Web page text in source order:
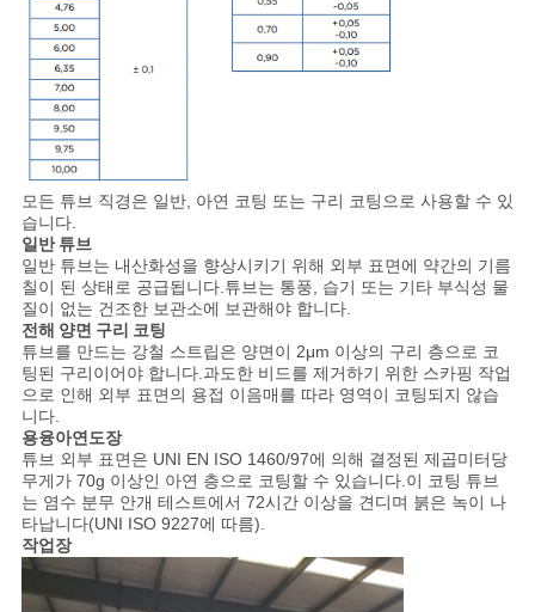
보
호
정
책
모든 튜브 직경은 일반, 아연 코팅 또는 구리 코팅으로 사용할 수 있
습니다.
일반 튜브
일반 튜브는 내산화성을 향상시키기 위해 외부 표면에 약간의 기름
칠이 된 상태로 공급됩니다.튜브는 통풍, 습기 또는 기타 부식성 물
질이 없는 건조한 보관소에 보관해야 합니다.
전해 양면 구리 코팅
튜브를 만드는 강철 스트립은 양면이 2μm 이상의 구리 층으로 코
팅된 구리이어야 합니다.과도한 비드를 제거하기 위한 스카핑 작업
으로 인해 외부 표면의 용접 이음매를 따라 영역이 코팅되지 않습
니다.
용융아연도장
튜브 외부 표면은 UNI EN ISO 1460/97에 의해 결정된 제곱미터당
무게가 70g 이상인 아연 층으로 코팅할 수 있습니다.이 코팅 튜브
는 염수 분무 안개 테스트에서 72시간 이상을 견디며 붉은 녹이 나
타납니다(UNI ISO 9227에 따름).
작업장